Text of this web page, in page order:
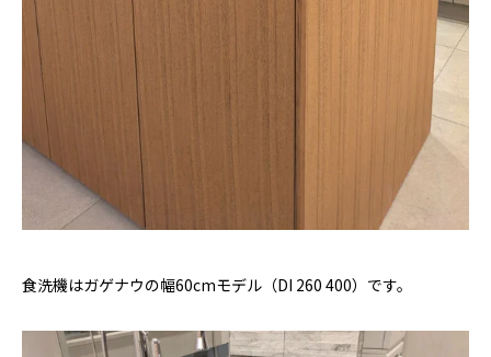
食洗機はガゲナウの幅60cmモデル（DI 260 400）です。